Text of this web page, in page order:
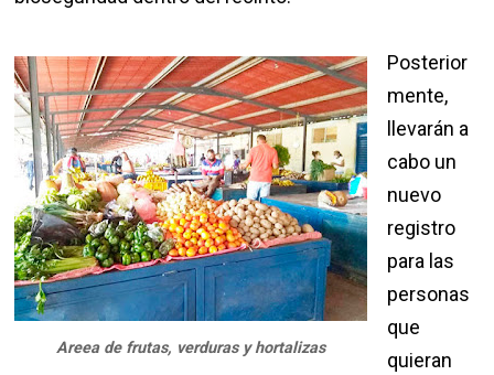
Areea de frutas, verduras y hortalizas
Posterior
mente,
llevarán a
cabo un
nuevo
registro
para las
personas
que
quieran